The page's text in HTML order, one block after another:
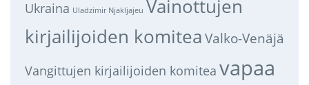
Ukraina Uladzimir Njakljajeu Vainottujen
kirjailijoiden komitea Valko-Venäjä
Vangittujen kirjailijoiden komitea vapaa